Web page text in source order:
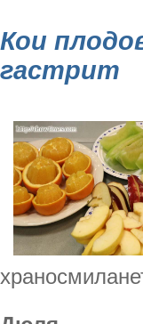
Кои
гастрит